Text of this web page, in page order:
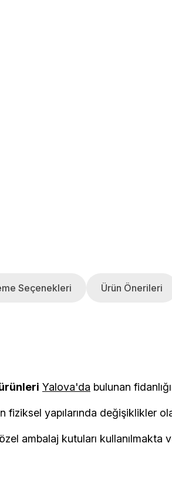
Seçenekleri Ürün Önerileri
Yalova'da bulunan
fiziksel yapılarında değişiklikler
ambalaj kutuları kullanılmakta